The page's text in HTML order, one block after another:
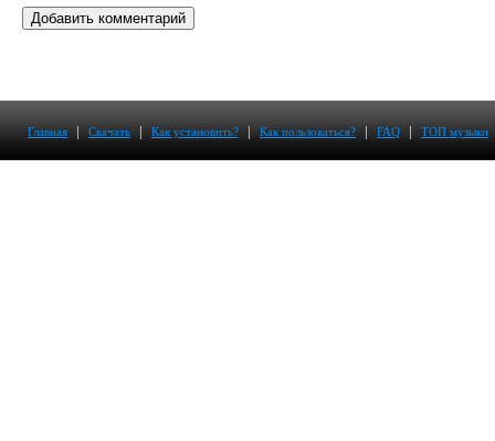
Главная | Скачать | Как установить? | Как пользоваться? | FAQ | ТОП музыки